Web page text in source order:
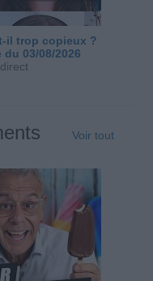
il trop copieux ?
03/08/2026
Voir tout